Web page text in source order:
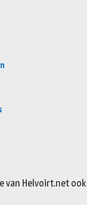
van Helvoirt.net ook